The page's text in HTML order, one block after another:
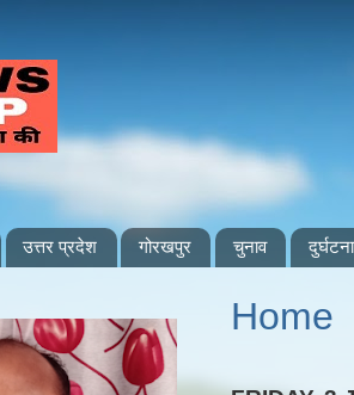
उत्तर प्रदेश गोरखपुर चुनाव दुर्घटना
Home